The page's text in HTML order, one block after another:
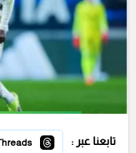
تابعنا عبر :